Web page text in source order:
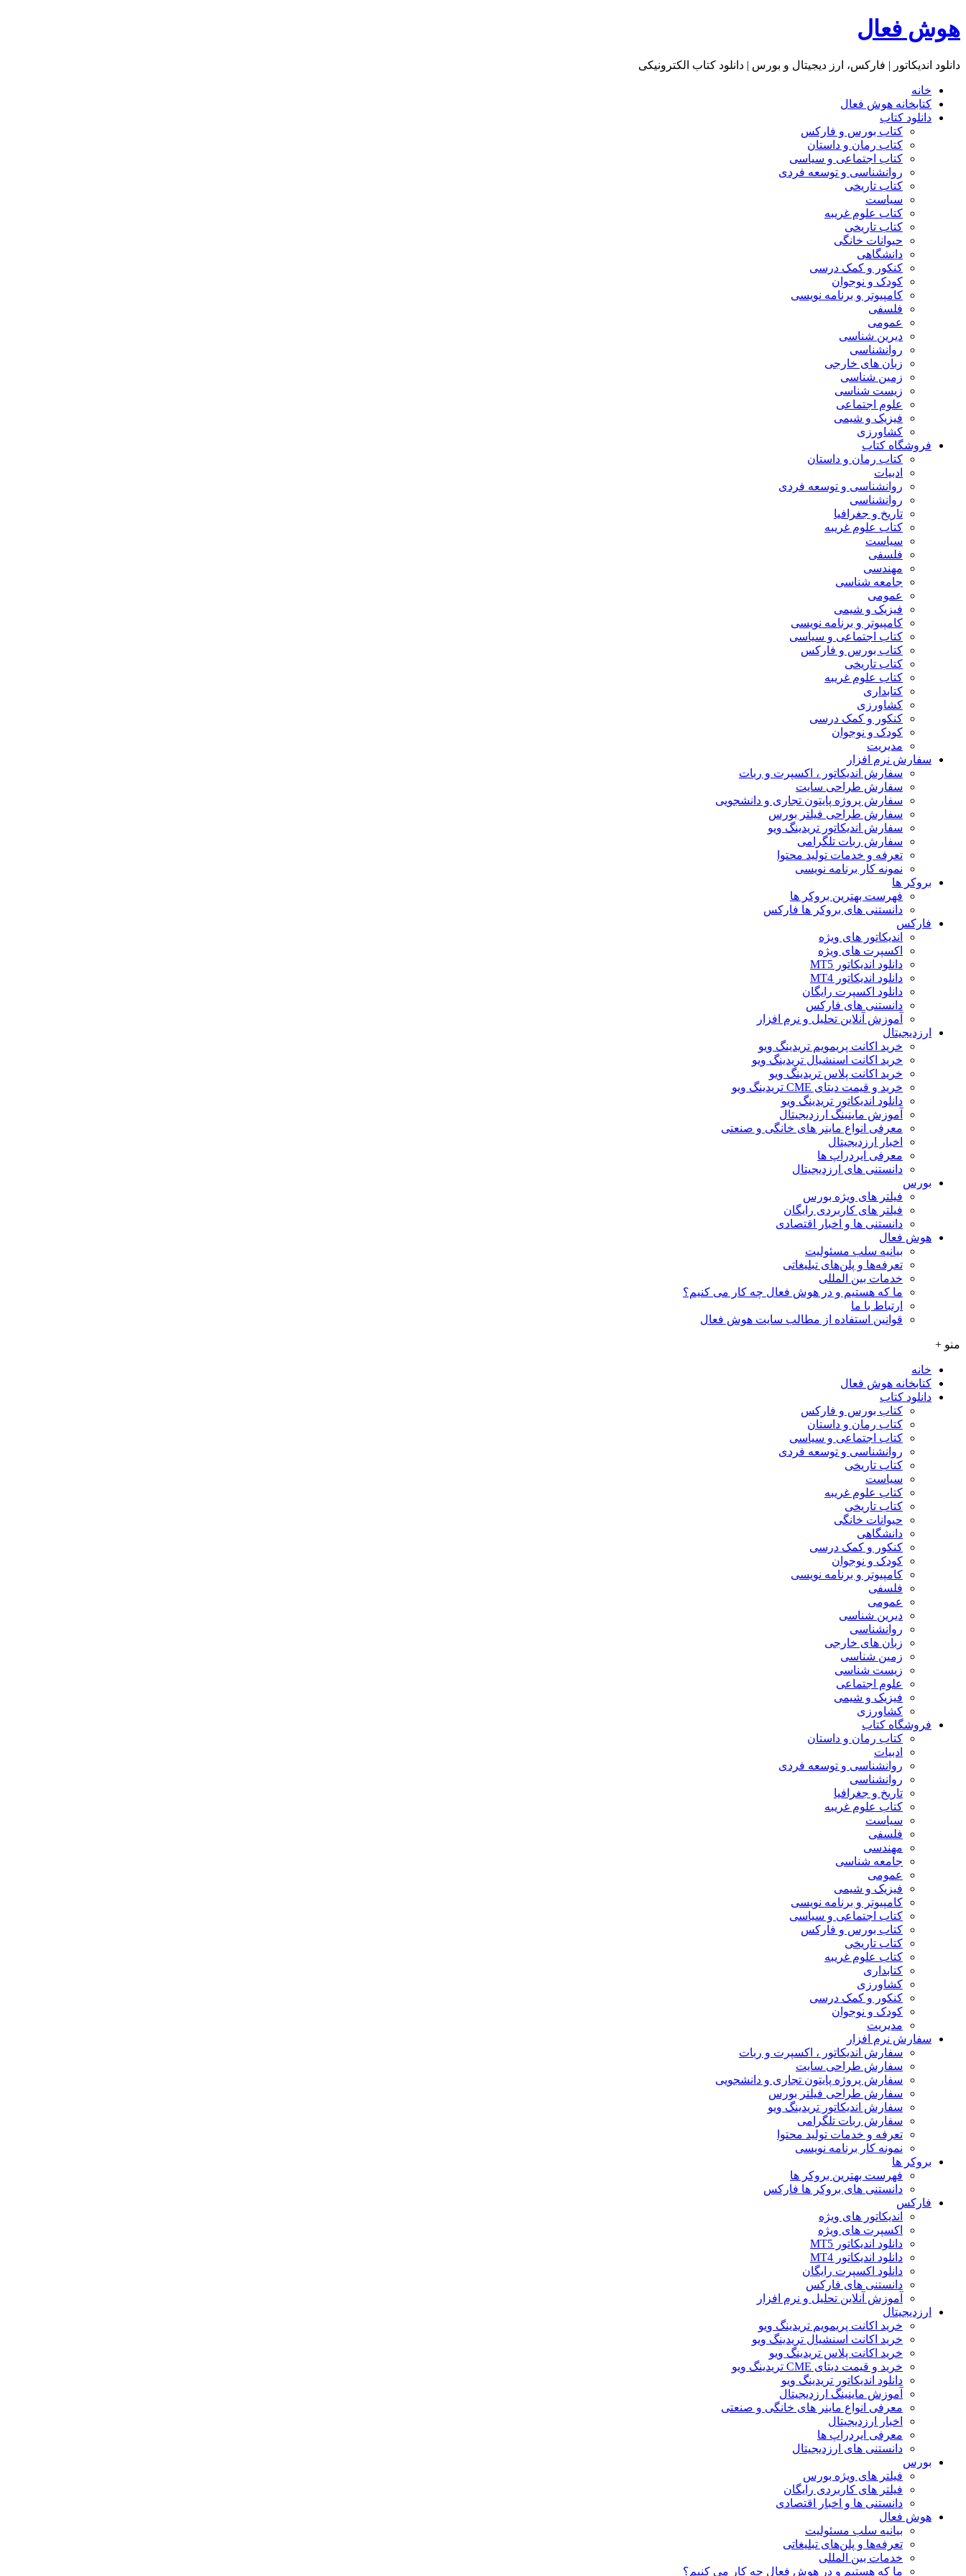
هوش فعال
دانلود اندیکاتور | فارکس، ارز دیجیتال و بورس | دانلود کتاب الکترونیکی
خانه
کتابخانه هوش فعال
دانلود کتاب
کتاب بورس و فارکس
کتاب رمان و داستان
کتاب اجتماعی و سیاسی
روانشناسی و توسعه فردی
کتاب تاریخی
سیاست
کتاب علوم غریبه
کتاب تاریخی
حیوانات خانگی
دانشگاهی
کنکور و کمک‌ درسی
کودک و نوجوان
کامپیوتر و برنامه نویسی
فلسفی
عمومی
دیرین شناسی
روانشناسی
زبان های خارجی
زمین شناسی
زیست شناسی
علوم اجتماعی
فیزیک و شیمی
کشاورزی
فروشگاه کتاب
کتاب رمان و داستان
ادبیات
روانشناسی و توسعه فردی
روانشناسی
تاریخ و جغرافیا
کتاب علوم غریبه
سیاست
فلسفی
مهندسی
جامعه شناسی
عمومی
فیزیک و شیمی
کامپیوتر و برنامه نویسی
کتاب اجتماعی و سیاسی
کتاب بورس و فارکس
کتاب تاریخی
کتاب علوم غریبه
کتابداری
کشاورزی
کنکور و کمک‌ درسی
کودک و نوجوان
مدیریت
سفارش نرم افزار
سفارش اندیکاتور ، اکسپرت و ربات
سفارش طراحی سایت
سفارش پروژه پایتون تجاری و دانشجویی
سفارش طراحی فیلتر بورس
سفارش اندیکاتور تریدینگ ویو
سفارش ربات تلگرامی
تعرفه و خدمات تولید محتوا
نمونه کار برنامه نویسی
بروکر ها
فهرست بهترین بروکر ها
دانستنی های بروکر ها فارکس
فارکس
اندیکاتور های ویژه
اکسپرت های ویژه
دانلود اندیکاتور MT5
دانلود اندیکاتور MT4
دانلود اکسپرت رایگان
دانستنی های فارکس
آموزش آنلاین تحلیل و نرم افزار
ارزدیجیتال
خرید اکانت پریمویم تریدینگ ویو
خرید اکانت اسنشیال تریدینگ ویو
خرید اکانت پلاس تریدینگ ویو
خرید و قیمت دیتای CME تریدینگ ویو
دانلود اندیکاتور تریدینگ ویو
آموزش ماینینگ ارزدیجیتال
معرفی انواع ماینر های خانگی و صنعتی
اخبار ارزدیجیتال
معرفی ایردراپ ها
دانستنی های ارزدیجیتال
بورس
فیلتر های ویژه بورس
فیلتر های کاربردی رایگان
دانستنی ها و اخبار اقتصادی
هوش فعال
بیانیه سلب مسئولیت
تعرفه‌ها و پلن‌های تبلیغاتی
خدمات بین المللی
ما که هستیم و در هوش فعال چه کار می کنیم؟
ارتباط با ما
قوانین استفاده از مطالب سایت هوش فعال
منو +
خانه
کتابخانه هوش فعال
دانلود کتاب
کتاب بورس و فارکس
کتاب رمان و داستان
کتاب اجتماعی و سیاسی
روانشناسی و توسعه فردی
کتاب تاریخی
سیاست
کتاب علوم غریبه
کتاب تاریخی
حیوانات خانگی
دانشگاهی
کنکور و کمک‌ درسی
کودک و نوجوان
کامپیوتر و برنامه نویسی
فلسفی
عمومی
دیرین شناسی
روانشناسی
زبان های خارجی
زمین شناسی
زیست شناسی
علوم اجتماعی
فیزیک و شیمی
کشاورزی
فروشگاه کتاب
کتاب رمان و داستان
ادبیات
روانشناسی و توسعه فردی
روانشناسی
تاریخ و جغرافیا
کتاب علوم غریبه
سیاست
فلسفی
مهندسی
جامعه شناسی
عمومی
فیزیک و شیمی
کامپیوتر و برنامه نویسی
کتاب اجتماعی و سیاسی
کتاب بورس و فارکس
کتاب تاریخی
کتاب علوم غریبه
کتابداری
کشاورزی
کنکور و کمک‌ درسی
کودک و نوجوان
مدیریت
سفارش نرم افزار
سفارش اندیکاتور ، اکسپرت و ربات
سفارش طراحی سایت
سفارش پروژه پایتون تجاری و دانشجویی
سفارش طراحی فیلتر بورس
سفارش اندیکاتور تریدینگ ویو
سفارش ربات تلگرامی
تعرفه و خدمات تولید محتوا
نمونه کار برنامه نویسی
بروکر ها
فهرست بهترین بروکر ها
دانستنی های بروکر ها فارکس
فارکس
اندیکاتور های ویژه
اکسپرت های ویژه
دانلود اندیکاتور MT5
دانلود اندیکاتور MT4
دانلود اکسپرت رایگان
دانستنی های فارکس
آموزش آنلاین تحلیل و نرم افزار
ارزدیجیتال
خرید اکانت پریمویم تریدینگ ویو
خرید اکانت اسنشیال تریدینگ ویو
خرید اکانت پلاس تریدینگ ویو
خرید و قیمت دیتای CME تریدینگ ویو
دانلود اندیکاتور تریدینگ ویو
آموزش ماینینگ ارزدیجیتال
معرفی انواع ماینر های خانگی و صنعتی
اخبار ارزدیجیتال
معرفی ایردراپ ها
دانستنی های ارزدیجیتال
بورس
فیلتر های ویژه بورس
فیلتر های کاربردی رایگان
دانستنی ها و اخبار اقتصادی
هوش فعال
بیانیه سلب مسئولیت
تعرفه‌ها و پلن‌های تبلیغاتی
خدمات بین المللی
ما که هستیم و در هوش فعال چه کار می کنیم؟